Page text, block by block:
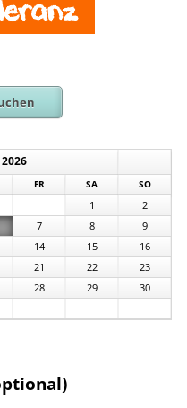
FREITAG SA SONNTAG
1
2
7 8
9
14 15
16
21 22
23
28 29
30